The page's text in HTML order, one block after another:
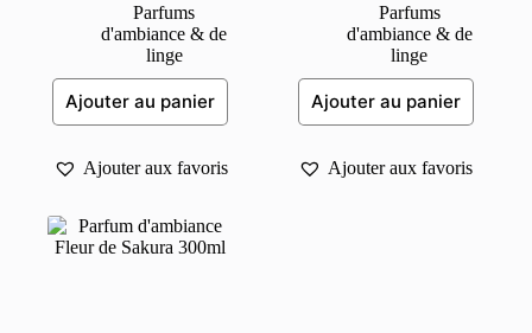
Parfums
d'ambiance & de
linge
Ajouter au panier
Ajouter aux favoris
Parfums
d'ambiance & de
linge
Ajouter au panier
Ajouter aux favoris